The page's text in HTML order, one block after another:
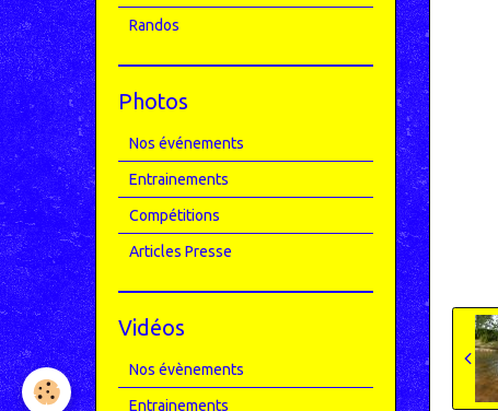
Randos
Photos
Nos événements
Entrainements
Compétitions
Articles Presse
Vidéos
Nos évènements
Entrainements